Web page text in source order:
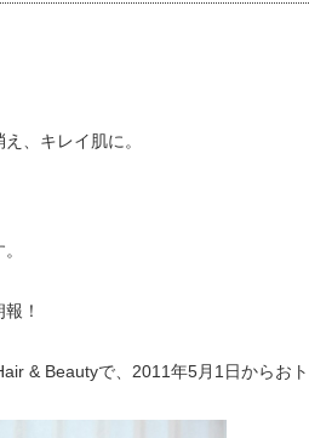
、キレイ肌に。
！
& Beautyで、2011年5月1日からお